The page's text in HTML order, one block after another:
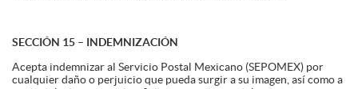
SECCIÓN 15 – INDEMNIZACIÓN
Acepta indemnizar al Servicio Postal Mexicano (SEPOMEX) por
cualquier daño o perjuicio que pueda surgir a su imagen, así como a